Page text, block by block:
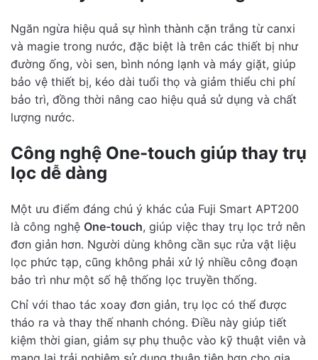
Ngăn ngừa hiệu quả sự hình thành cặn trắng từ canxi
và magie trong nước, đặc biệt là trên các thiết bị như
đường ống, vòi sen, bình nóng lạnh và máy giặt, giúp
bảo vệ thiết bị, kéo dài tuổi thọ và giảm thiểu chi phí
bảo trì, đồng thời nâng cao hiệu quả sử dụng và chất
lượng nước.
Công nghệ One-touch giúp thay trụ
lọc dễ dàng
Một ưu điểm đáng chú ý khác của Fuji Smart APT200
là công nghệ One-touch, giúp việc thay trụ lọc trở nên
đơn giản hơn. Người dùng không cần sục rửa vật liệu
lọc phức tạp, cũng không phải xử lý nhiều công đoạn
bảo trì như một số hệ thống lọc truyền thống.
Chỉ với thao tác xoay đơn giản, trụ lọc có thể được
tháo ra và thay thế nhanh chóng. Điều này giúp tiết
kiệm thời gian, giảm sự phụ thuộc vào kỹ thuật viên và